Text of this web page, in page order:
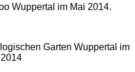
Wuppertal im Mai 2014.